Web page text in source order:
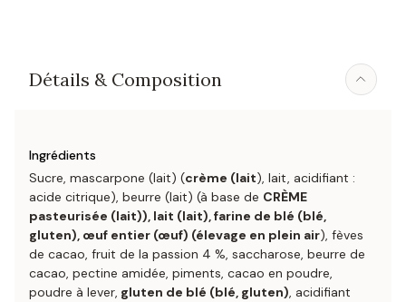
Détails & Composition
Ingrédients
Sucre, mascarpone (lait) (crème (lait), lait, acidifiant :
acide citrique), beurre (lait) (à base de CRÈME
pasteurisée (lait)), lait (lait), farine de blé (blé,
gluten), œuf entier (œuf) (élevage en plein air), fèves
de cacao, fruit de la passion 4 %, saccharose, beurre de
cacao, pectine amidée, piments, cacao en poudre,
poudre à lever, gluten de blé (blé, gluten), acidifiant